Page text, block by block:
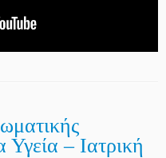
– Ιατρική